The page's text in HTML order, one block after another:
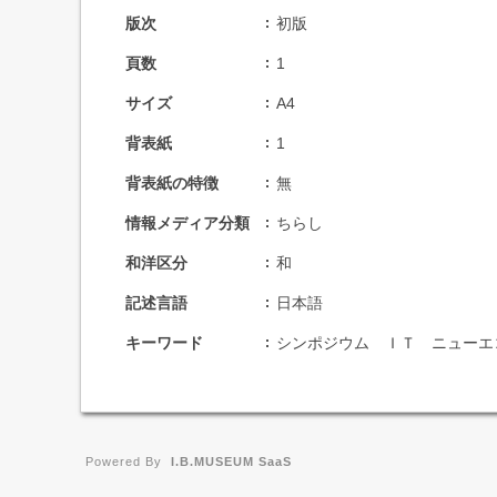
版次 初版
頁数 1
サイズ A4
背表紙 1
背表紙の特徴 無
情報メディア分類 ちらし
和洋区分 和
記述言語 日本語
キーワード シンポジウム ＩＴ ニューエ
Powered By I.B.MUSEUM SaaS